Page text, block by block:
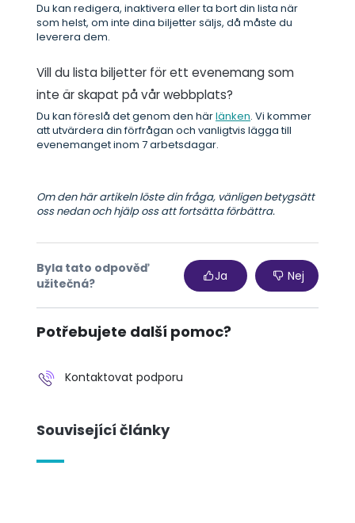
Du kan redigera, inaktivera eller ta bort din lista när
som helst, om inte dina biljetter säljs, då måste du
leverera dem.
Vill du lista biljetter för ett evenemang som
inte är skapat på vår webbplats?
Du kan föreslå det genom den härlänken. Vi kommer
att utvärdera din förfrågan och vanligtvis lägga till
evenemanget inom 7 arbetsdagar.
Om den här artikeln löste din fråga, vänligen betygsätt
oss nedan och hjälp oss att fortsätta förbättra.
Byla tato odpověď
užitečná?
Ja Nej
Potřebujete další pomoc?
Kontaktovat podporu
Související články